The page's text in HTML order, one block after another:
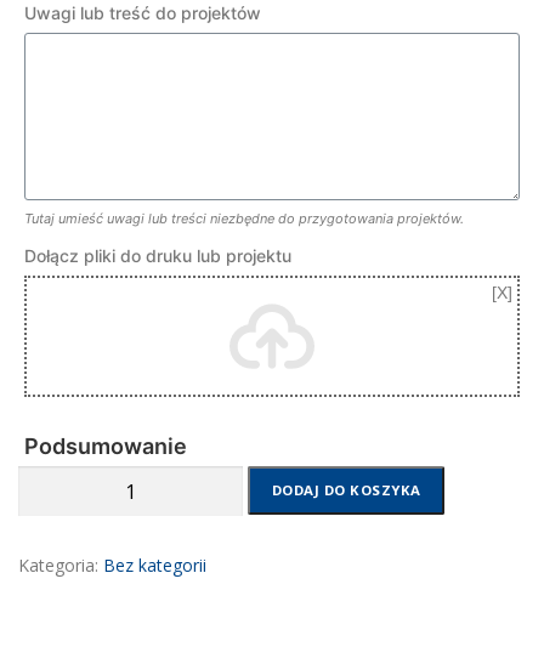
Uwagi lub treść do projektów
Tutaj umieść uwagi lub treści niezbędne do przygotowania projektów.
Dołącz pliki do druku lub projektu
Podsumowanie
papierowych
DODAJ DO KOSZYKA
Kategoria: Bez kategorii